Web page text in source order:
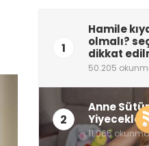
1
Hamile
olmalı?
dikkat
50.205
2
Anne
Yiyecekler
11.965